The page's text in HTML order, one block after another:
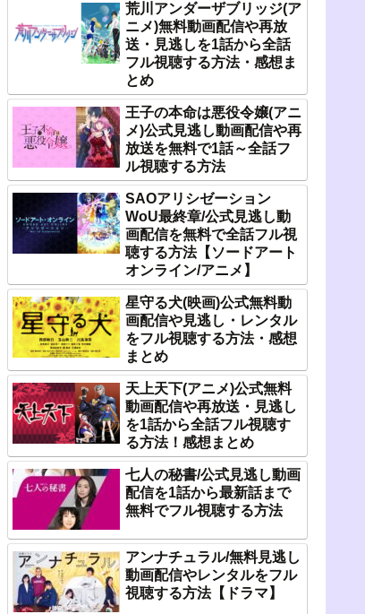
荒川アンダーザブリッジ(ア
ニメ)無料動画配信や再放
送・見逃しを1話から全話
フル視聴する方法・感想ま
とめ
王子の本命は悪役令嬢(アニ
メ)公式見逃し動画配信や再
放送を無料で1話～全話フ
ル視聴する方法
SAOアリシゼーション
WoU最終章/公式見逃し動
画配信を無料で全話フル視
聴する方法【ソードアート
オンライン/アニメ】
星守る犬(映画)公式無料動
画配信や見逃し・レンタル
をフル視聴する方法・感想
まとめ
天上天下(アニメ)公式無料
動画配信や再放送・見逃し
を1話から全話フル視聴す
る方法！感想まとめ
七人の秘書/公式見逃し動画
配信を1話から最新話まで
無料でフル視聴する方法
アンナチュラル/無料見逃し
動画配信やレンタルをフル
視聴する方法【ドラマ】